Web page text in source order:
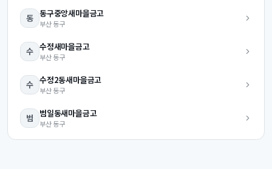
동 동구중앙새마을금고
부산 동구
수 수정새마을금고
부산 동구
수 수정2동새마을금고
부산 동구
범 범일동새마을금고
부산 동구